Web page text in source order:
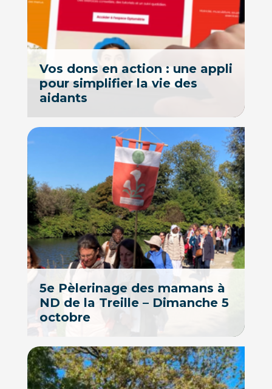
Vos dons en action : une appli
pour simplifier la vie des
aidants
5e Pèlerinage des mamans à
ND de la Treille – Dimanche 5
octobre